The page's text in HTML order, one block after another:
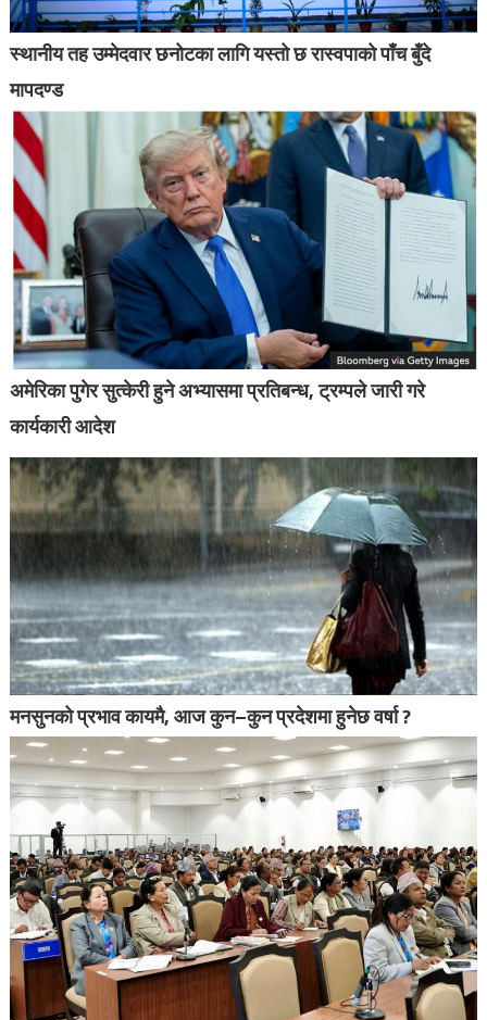
स्थानीय तह उम्मेदवार छनोटका लागि यस्तो छ रास्वपाको पाँच बुँदे
मापदण्ड
अमेरिका पुगेर सुत्केरी हुने अभ्यासमा प्रतिबन्ध, ट्रम्पले जारी गरे
कार्यकारी आदेश
मनसुनको प्रभाव कायमै, आज कुन–कुन प्रदेशमा हुनेछ वर्षा ?